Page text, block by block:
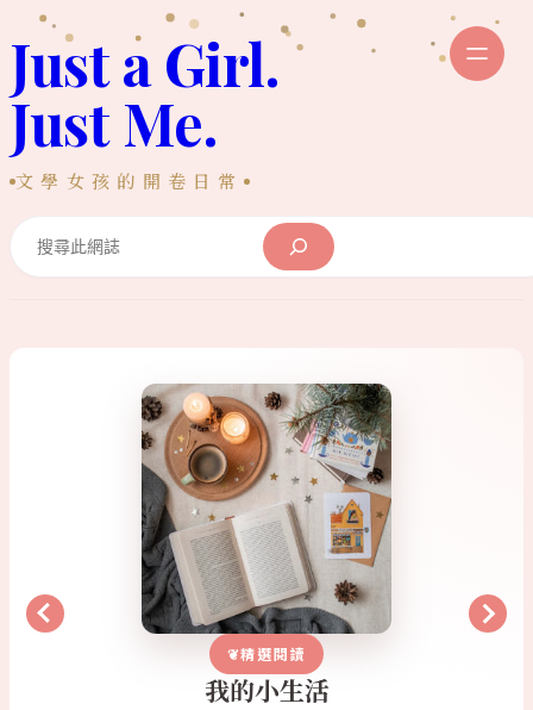
至
主
內
容
Just a Girl.
Just Me.
文學女孩的開卷日常
精選閱讀
我的小生活